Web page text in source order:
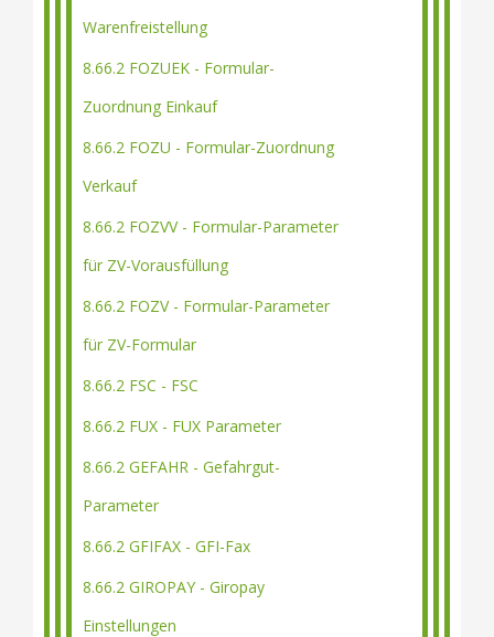
Warenfreistellung
8.66.2 FOZUEK - Formular-
Zuordnung Einkauf
8.66.2 FOZU - Formular-Zuordnung
Verkauf
8.66.2 FOZVV - Formular-Parameter
für ZV-Vorausfüllung
8.66.2 FOZV - Formular-Parameter
für ZV-Formular
8.66.2 FSC - FSC
8.66.2 FUX - FUX Parameter
8.66.2 GEFAHR - Gefahrgut-
Parameter
8.66.2 GFIFAX - GFI-Fax
8.66.2 GIROPAY - Giropay
Einstellungen